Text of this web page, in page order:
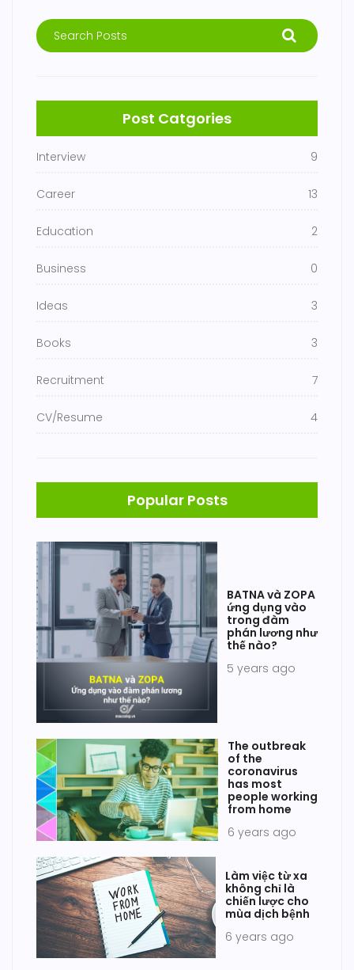
Post Catgories
Interview 9
Career 13
Education 2
Business 0
Ideas 3
Books 3
Recruitment 7
CV/Resume 4
Popular Posts
BATNA và ZOPA
ứng dụng vào
trong đàm
phán lương như
thế nào?
5 years ago
The outbreak
of the
coronavirus
has most
people working
from home
6 years ago
Làm việc từ xa
không chỉ là
chiến lược cho
mùa dịch bệnh
6 years ago